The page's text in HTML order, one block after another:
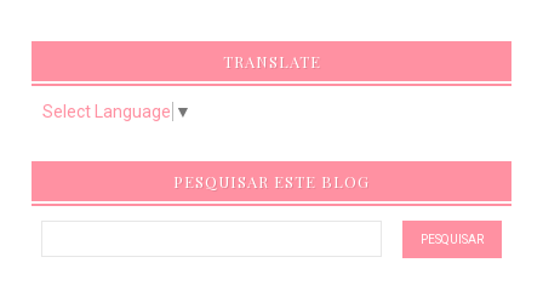
TRANSLATE
Select Language ▼
PESQUISAR ESTE BLOG